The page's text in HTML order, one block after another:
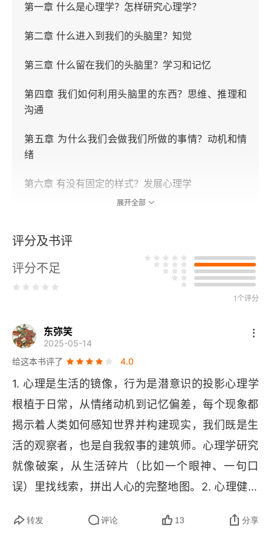
第一章 什么是心理学？怎样研究心理学？
第二章 什么进入到我们的头脑里？知觉
第三章 什么留在我们的头脑里？学习和记忆
第四章 我们如何利用头脑里的东西？思维、推理和
沟通
第五章 为什么我们会做我们所做的事情？动机和情
绪
第六章 有没有固定的样式？发展心理学
第八章 在出问题时，发生了什么？变态心理学
第九章 我们如何相互影响？社会心理学
牛津通识读本：儿童心理学
版权信息
序言
前言
第一章 婴儿和他们所认识的世界
第二章 学习外面的世界
展开全部
评分及书评
评分不足
1个评分
东弥笑
2025-05-14
给这本书评了
4.0
1. 心理是生活的镜像，行为是潜意识的投影心理学
根植于日常，从情绪动机到记忆偏差，每个现象都
揭示着人类如何感知世界并构建现实，我们既是生
活的观察者，也是自我叙事的建筑师。心理学研究
就像破案，从生活碎片（比如一个眼神、一句口
误）里找线索，拼出人心的完整地图。2. 心理健康
生物学、心理认知与社会环境共同编织成因；真正
转发 评论 13 分享